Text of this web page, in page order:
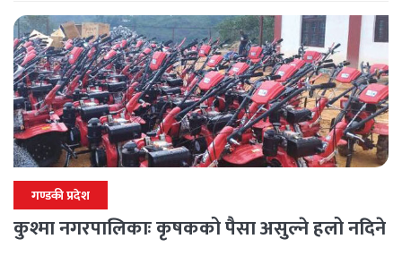
गण्डकी प्रदेश
कुश्मा नगरपालिकाः कृषकको पैसा असुल्ने हलो नदिने